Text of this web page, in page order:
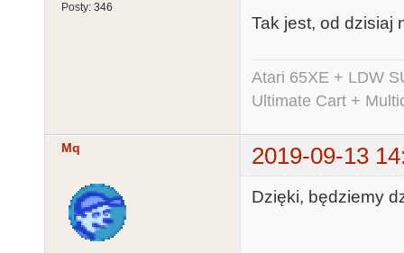
Posty: 346
Tak jest, od dzisiaj
Atari 65XE + LDW
Ultimate Cart +
Mq 2019-09-13
Dzięki, będziemy